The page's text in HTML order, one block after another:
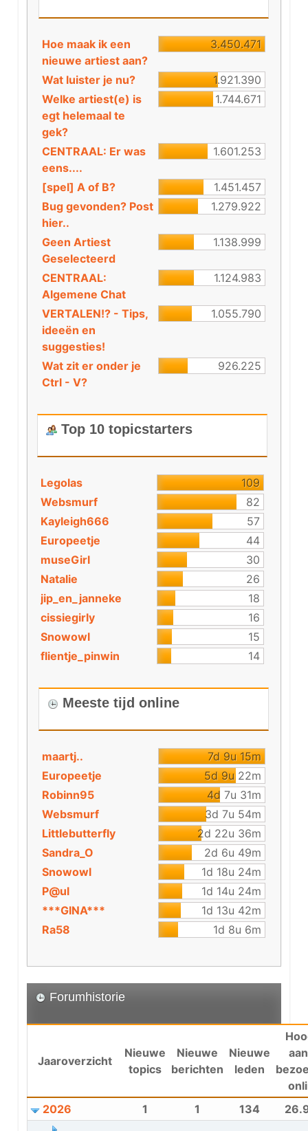
Hoe maak ik een
nieuwe artiest aan?
3.450.471
Wat luister je nu?
1.921.390
Welke artiest(e) is
egt helemaal te
gek?
1.744.671
CENTRAAL: Er was
eens....
1.601.253
[spel] A of B?
1.451.457
Bug gevonden? Post
hier..
1.279.922
Geen Artiest
Geselecteerd
1.138.999
CENTRAAL:
Algemene Chat
1.124.983
VERTALEN!? - Tips,
ideeën en
suggesties!
1.055.790
Wat zit er onder je
Ctrl - V?
926.225
Top 10 topicstarters
Legolas
109
Websmurf
82
Kayleigh666
57
Europeetje
44
museGirl
30
Natalie
26
jip_en_janneke
18
cissiegirly
16
Snowowl
15
flientje_pinwin
14
Meeste tijd online
maartj..
7d 9u 15m
Europeetje
5d 9u 22m
Robinn95
4d 7u 31m
Websmurf
3d 7u 54m
Littlebutterfly
2d 22u 36m
Sandra_O
2d 6u 49m
Snowowl
1d 18u 24m
P@ul
1d 14u 24m
***GINA***
1d 13u 42m
Ra58
1d 8u 6m
Forumhistorie
Jaaroverzicht
Nieuwe
topics
Nieuwe
berichten
Nieuwe
leden
2026
1 1 134